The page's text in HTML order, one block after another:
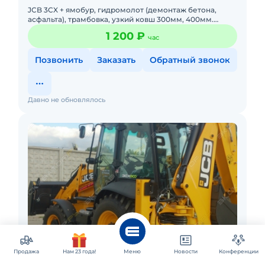
JCB 3CX + ямобур, гидромолот (демонтаж бетона,
асфальта), трамбовка, узкий ковш 300мм, 400мм.
Минимальный заказ от 4 часов. От 1200 р/ч. Все виды
земляных работ
1 200 ₽ час
Позвонить Заказать Обратный звонок
Давно не обновлялось
Челябинск
Аренда экскаватора-погрузчика JCB
Продажа Нам 23 года! Меню Новости Конференции